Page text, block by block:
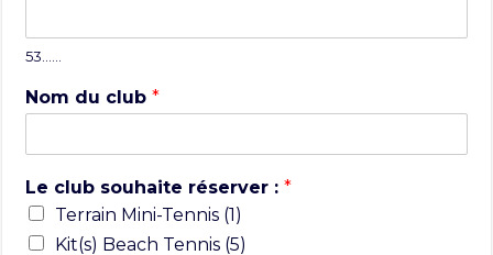
53……
Nom du club*
Le club souhaite réserver :*
Terrain Mini-Tennis (1)
Kit(s) Beach Tennis (5)